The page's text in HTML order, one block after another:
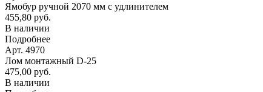
Ямобур ручной 2070 мм с удлинителем
455,80 руб.
В наличии
Подробнее
Арт. 4970
Лом монтажный D-25
475,00 руб.
В наличии